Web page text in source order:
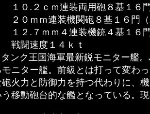
０.２ｃｍ連装両用砲８基１６
０ｍｍ連装機関砲８基１６門（
２.７ｍｍ４連装機銃４基１６
闘速度１４ｋｔ
タンク王国海軍最新鋭モニター艦
モニター艦。前級とは打って変わ
砲火力と防御力を持つ代わりに、
う移動砲台的な艦となっている。